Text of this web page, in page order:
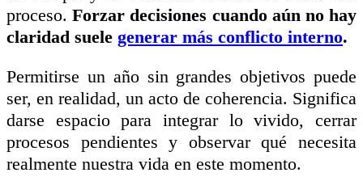
proceso.Forzar decisiones cuando aún no hay
claridad suele generar más conflicto interno.
Permitirse un año sin grandes objetivos puede
ser, en realidad, un acto de coherencia. Significa
darse espacio para integrar lo vivido, cerrar
procesos pendientes y observar qué necesita
realmente nuestra vida en este momento.